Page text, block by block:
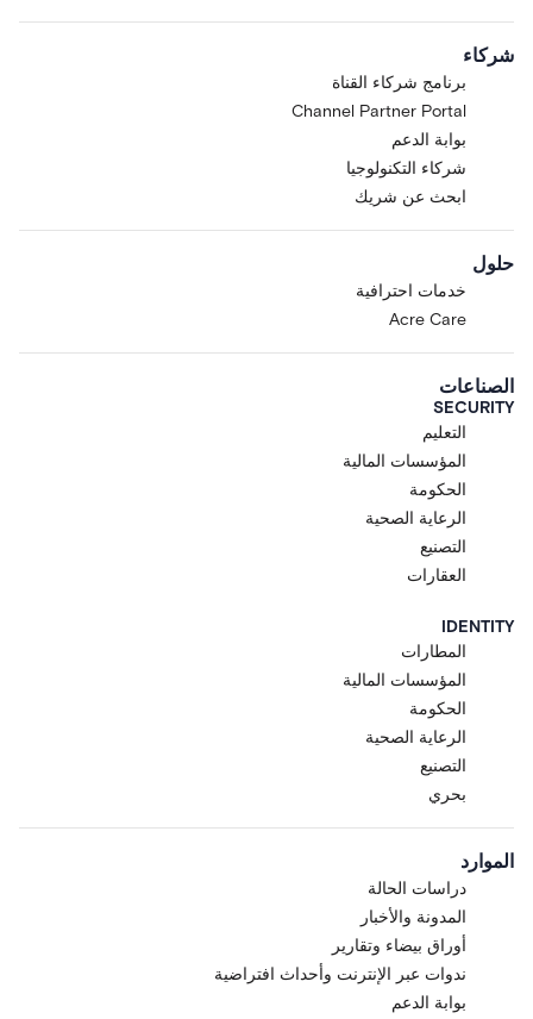
شركاء
برنامج شركاء القناة
Channel Partner Portal
بوابة الدعم
شركاء التكنولوجيا
ابحث عن شريك
حلول
خدمات احترافية
Acre Care
الصناعات
SECURITY
التعليم
المؤسسات المالية
الحكومة
الرعاية الصحية
التصنيع
العقارات
IDENTITY
المطارات
المؤسسات المالية
الحكومة
الرعاية الصحية
التصنيع
بحري
الموارد
دراسات الحالة
المدونة والأخبار
أوراق بيضاء وتقارير
ندوات عبر الإنترنت وأحداث افتراضية
بوابة الدعم